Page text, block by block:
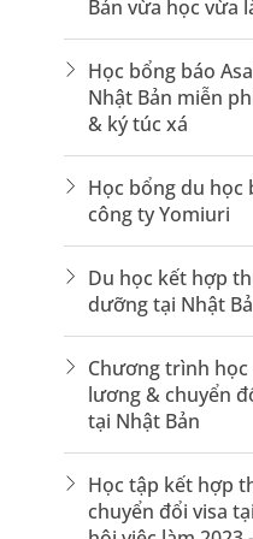
Bản vừa học vừa
Học bổng báo
Nhật Bản miễn
& ký túc xá
Học bổng du học
công ty Yomiuri
Du học kết hợp
dưỡng tại Nhật
Chương trình
lương & chuyển
tại Nhật Bản
Học tập kết hợp
chuyển đổi visa